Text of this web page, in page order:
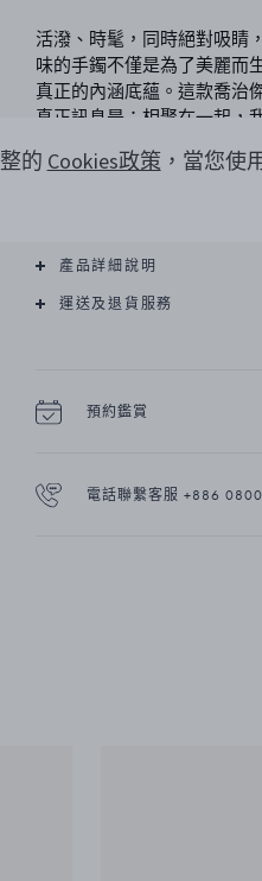
活潑、時髦，同時絕對吸睛
味的手鐲不僅是為了美麗而
真正的內涵底蘊。這款喬治
真正訊息是：相聚在一起，
我的精采同樣不遑多讓。
產品詳細說明
運送及退貨服務
預約鑑賞
電話聯繫客服 +886
的 Cookies政策，當您使